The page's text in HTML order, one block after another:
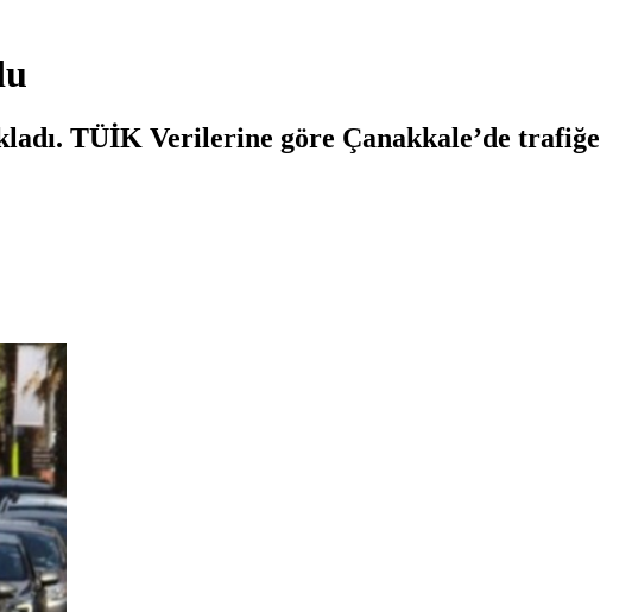
TÜİK Verilerine göre Çanakkale’de trafiğe